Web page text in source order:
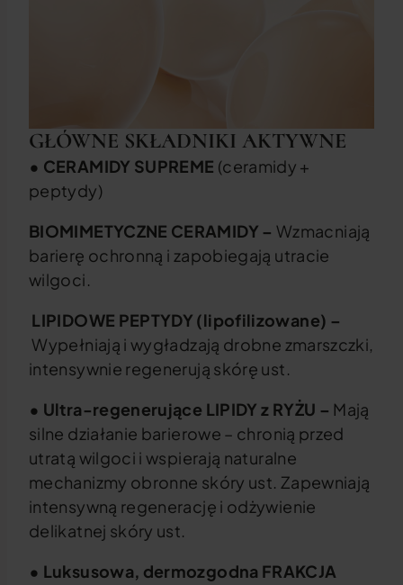
GŁÓWNE SKŁADNIKI AKTYWNE
• CERAMIDY SUPREME (ceramidy +
peptydy)
BIOMIMETYCZNE CERAMIDY – Wzmacniają
barierę ochronną i zapobiegają utracie
wilgoci.
LIPIDOWE PEPTYDY (lipofilizowane) –
Wypełniają i wygładzają drobne zmarszczki,
intensywnie regenerują skórę ust.
• Ultra-regenerujące LIPIDY z RYŻU – Mają
silne działanie barierowe – chronią przed
utratą wilgoci i wspierają naturalne
mechanizmy obronne skóry ust. Zapewniają
intensywną regenerację i odżywienie
delikatnej skóry ust.
• Luksusowa, dermozgodna FRAKCJA